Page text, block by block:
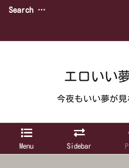
エロいい
今夜もいい夢が見
Menu Sidebar